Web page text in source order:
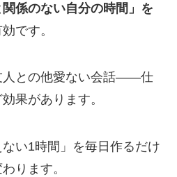
関係のない自分の時間」を
です。
人との他愛ない会話——仕
果があります。
ない1時間」を毎日作るだけ
ります。